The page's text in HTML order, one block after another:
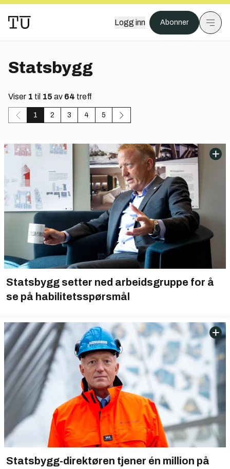
Logg inn Abonner
Statsbygg
Viser 1 til 15 av 64 treff
1 2 3 4 5
Statsbygg setter ned arbeidsgruppe for å
se på habilitetsspørsmål
Statsbygg-direktøren tjener én million på